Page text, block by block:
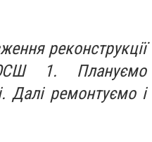
реконструкції
1. Плануємо
Далі ремонтуємо і